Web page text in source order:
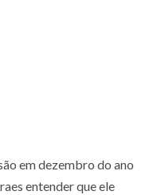
em dezembro do ano
entender que ele